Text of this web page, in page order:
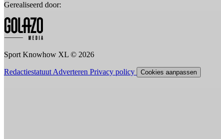
Gerealiseerd door:
Sport Knowhow XL © 2026
Redactiestatuut Adverteren Privacy policy Cookies aanpassen